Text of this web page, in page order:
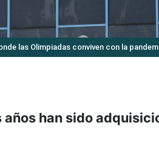
las Olimpiadas conviven con la
han sido